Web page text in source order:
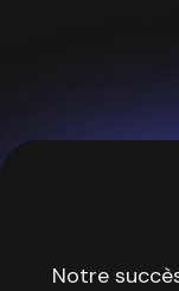
Notre